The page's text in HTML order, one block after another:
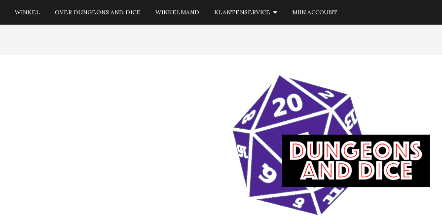
WINKEL OVER DUNGEONS AND DICE WINKELMAND KLANTENSERVICE MIJN ACCOUNT